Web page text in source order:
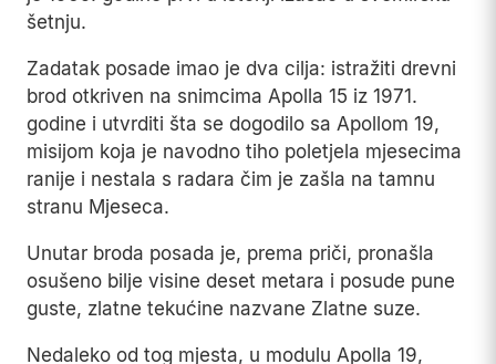
strogo tajni poduhvat SAD-a i Sovjetskog
Posadu su, prema priči, činili Rutledge, pilotkinja
Leona Snyder i sovjetski kosmonaut Aleksej
Leonov – ime posuđeno od stvarnog čovjeka koji
je 1965. godine prvi u istoriji izašao u svemirsku
šetnju.
Zadatak posade imao je dva cilja: istražiti drevni
brod otkriven na snimcima Apolla 15 iz 1971.
godine i utvrditi šta se dogodilo sa Apollom 19,
ranije i nestala s radara čim je zašla na tamnu